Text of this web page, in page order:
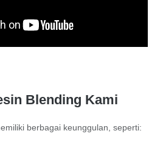
Blending Kami
berbagai keunggulan, seperti: